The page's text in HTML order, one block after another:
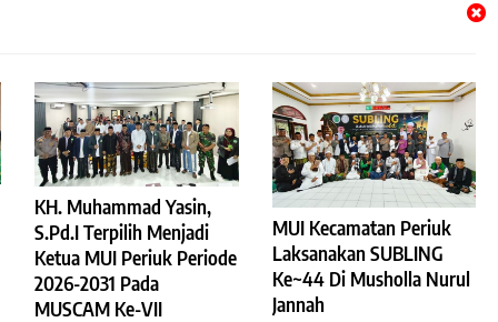
KH. Muhammad Yasin,
S.Pd.I Terpilih Menjadi
Ketua MUI Periuk Periode
2026-2031 Pada
MUSCAM Ke-VII
MUI Kecamatan Periuk
Laksanakan SUBLING
Ke~44 Di Musholla Nurul
Jannah
SPPG /MBG
TNI AU
TNI POLRI
Uncategorized
Yayasan